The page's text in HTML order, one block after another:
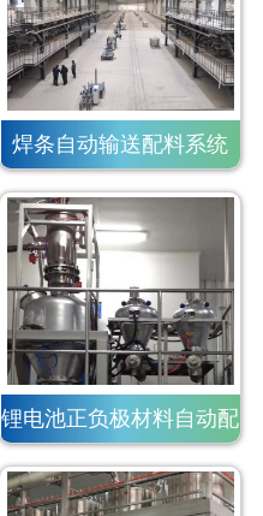
焊条自动输送配料系统
锂电池正负极材料自动配
料系统